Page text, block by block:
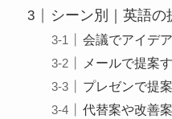
シーン別｜英語
会議でアイデ
メールで提案
プレゼンで提
代替案や改善